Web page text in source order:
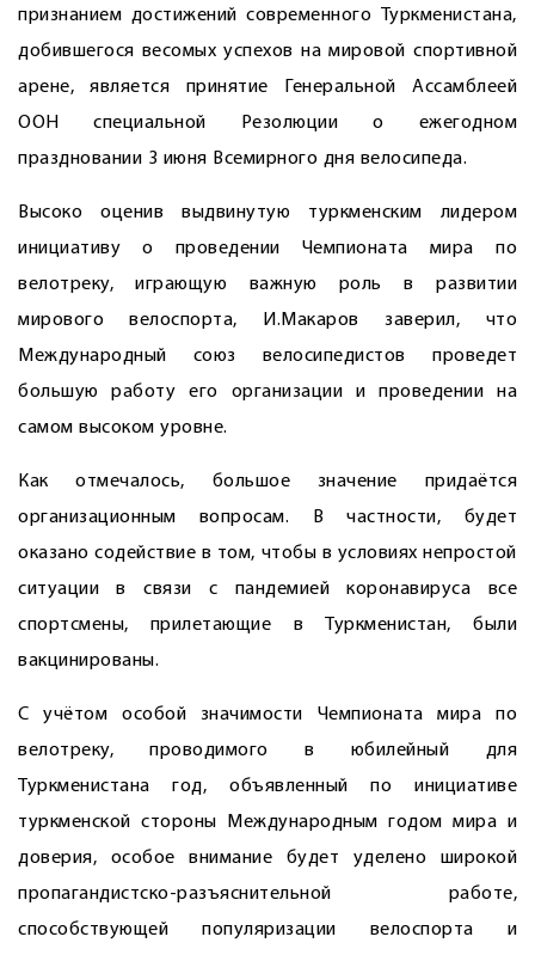
признанием достижений современного Туркменистана,
добившегося весомых успехов на мировой спортивной
арене, является принятие Генеральной Ассамблеей
ООН специальной Резолюции о ежегодном
праздновании 3 июня Всемирного дня велосипеда.
Высоко оценив выдвинутую туркменским лидером
инициативу о проведении Чемпионата мира по
велотреку, играющую важную роль в развитии
мирового велоспорта, И.Макаров заверил, что
Международный союз велосипедистов проведет
большую работу его организации и проведении на
самом высоком уровне.
Как отмечалось, большое значение придаётся
организационным вопросам. В частности, будет
оказано содействие в том, чтобы в условиях непростой
ситуации в связи с пандемией коронавируса все
спортсмены, прилетающие в Туркменистан, были
вакцинированы.
С учётом особой значимости Чемпионата мира по
велотреку, проводимого в юбилейный для
Туркменистана год, объявленный по инициативе
туркменской стороны Международным годом мира и
доверия, особое внимание будет уделено широкой
пропагандистско-разъяснительной работе,
способствующей популяризации велоспорта и